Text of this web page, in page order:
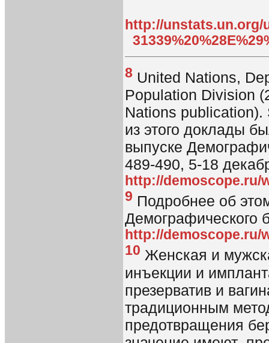
http://unstats.un.org/
8 United Nations,
Population Division
Nations
из этого доклады
выпуске
489-490, 5-18
http://demoscope.ru/
9 Подробнее об
Демографического
http://demoscope.ru/
10 Женская и
инъекции и
презерватив и
традиционным
предотвращения